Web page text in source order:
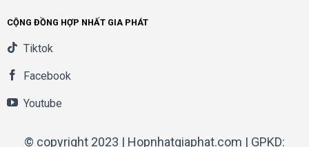
CỘNG ĐỒNG HỢP NHẤT GIA PHÁT
Tiktok
Facebook
Youtube
© copyright 2023 | Hopnhatgiaphat.com | GPKD: